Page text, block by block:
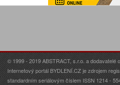
© 1999 - 2019 ABSTRACT, s.r.o. a dodavatelé
Internetový portál BYDLENÍ.CZ je zdrojem
standardním seriálovým číslem ISSN 1214 -